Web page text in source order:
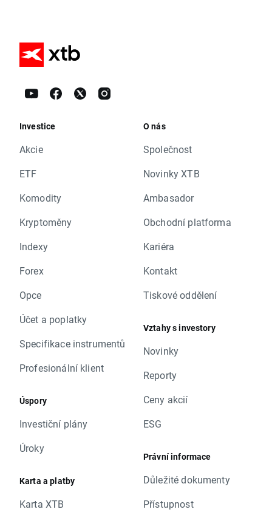
Investice
Akcie
ETF
Komodity
Kryptoměny
Indexy
Forex
Opce
Účet a poplatky
Specifikace instrumentů
Profesionální klient
Úspory
Investiční plány
Úroky
Karta a platby
Karta XTB
O nás
Společnost
Novinky XTB
Ambasador
Obchodní platforma
Kariéra
Kontakt
Tiskové oddělení
Vztahy s investory
Novinky
Reporty
Ceny akcií
ESG
Právní informace
Důležité dokumenty
Přístupnost